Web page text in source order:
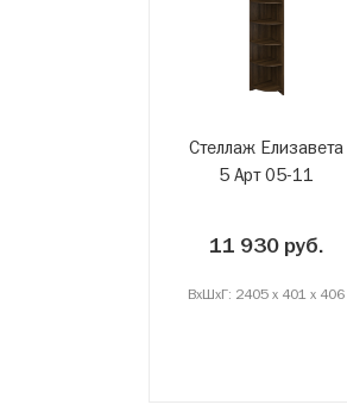
Стеллаж Елизавета
5 Арт 05-11
11 930 руб.
ВxШxГ: 2405 x 401 x 406